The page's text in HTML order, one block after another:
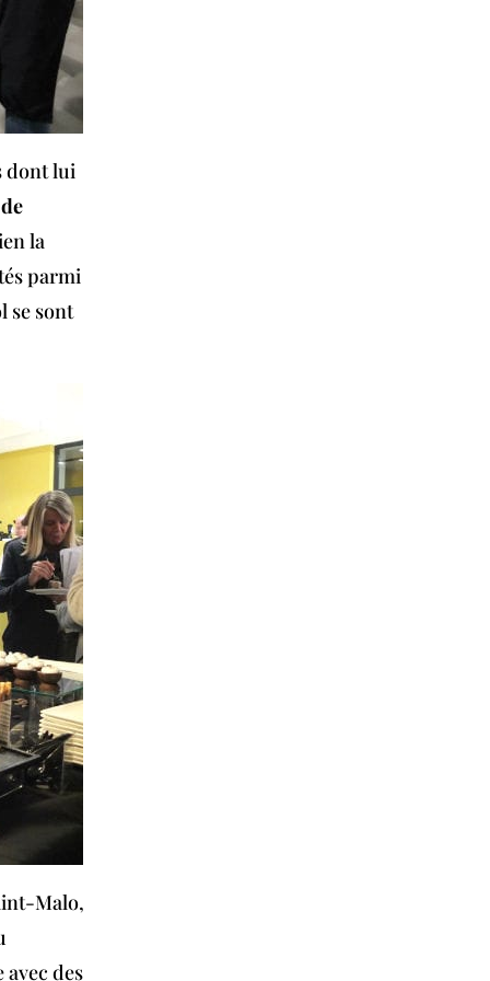
dont lui
la
parmi
se sont
Malo,
des